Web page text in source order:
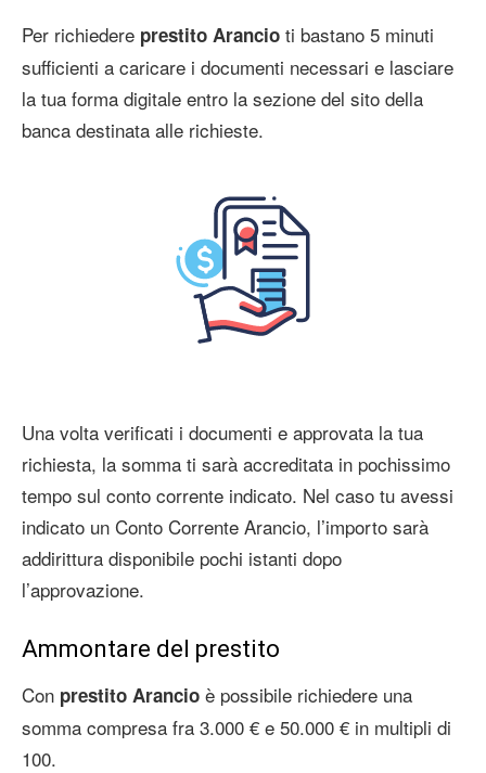
Per richiedere prestito Arancio ti bastano 5 minuti
sufficienti a caricare i documenti necessari e lasciare
la tua forma digitale entro la sezione del sito della
banca destinata alle richieste.
Una volta verificati i documenti e approvata la tua
richiesta, la somma ti sarà accreditata in pochissimo
tempo sul conto corrente indicato. Nel caso tu avessi
indicato un Conto Corrente Arancio, l’importo sarà
addirittura disponibile pochi istanti dopo
l’approvazione.
Ammontare del prestito
Con prestito Arancio è possibile richiedere una
somma compresa fra 3.000 € e 50.000 € in multipli di
100.